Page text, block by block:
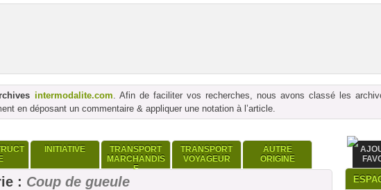
intermodalite.com. Afin de faciliter vos recherches, nous avons classé les
en déposant un commentaire & appliquer une notation à l’article.
INITIATIVE
TRANSPORT
MARCHANDIS
E
TRANSPORT
VOYAGEUR
AUTRE
ORIGINE
: Coup de gueule